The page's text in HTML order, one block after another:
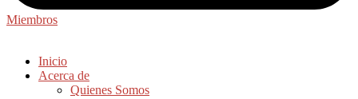
Miembros
Inicio
Acerca de
Quienes Somos